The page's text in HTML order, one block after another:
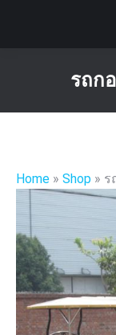
รถก
Home » Shop » ร